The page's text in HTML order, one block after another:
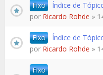
Fixo
Índice de
por Ricardo Rohde »
Fixo
Índice de
por Ricardo Rohde »
Fixo